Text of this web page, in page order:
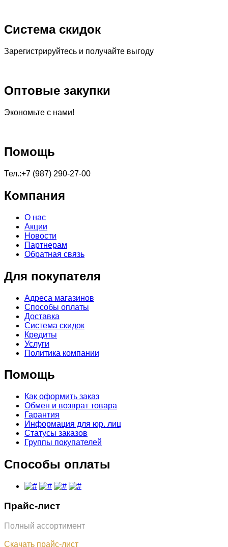
Система скидок
Зарегистрируйтесь и получайте выгоду
Оптовые закупки
Экономьте с нами!
Помощь
Тел.:+7 (987) 290-27-00
Компания
О нас
Акции
Новости
Партнерам
Обратная связь
Для покупателя
Адреса магазинов
Способы оплаты
Доставка
Система скидок
Кредиты
Услуги
Политика компании
Помощь
Как оформить заказ
Обмен и возврат товара
Гарантия
Информация для юр. лиц
Статусы заказов
Группы покупателей
Способы оплаты
Прайс-лист
Полный ассортимент
Скачать прайс-лист